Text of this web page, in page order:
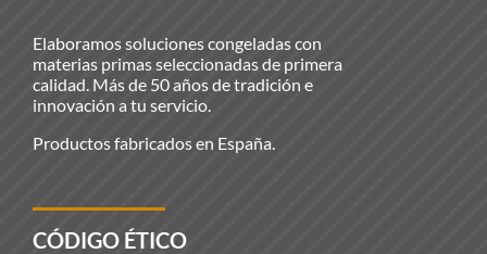
Elaboramos soluciones congeladas con
materias primas seleccionadas de primera
calidad. Más de 50 años de tradición e
innovación a tu servicio.
Productos fabricados en España.
CÓDIGO ÉTICO